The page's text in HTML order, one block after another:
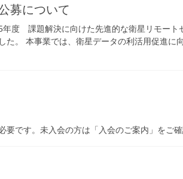
募について
度 課題解決に向けた先進的な衛星リモート
た。 本事業では、衛星データの利活用促進に
です。未入会の方は「入会のご案内」をご確